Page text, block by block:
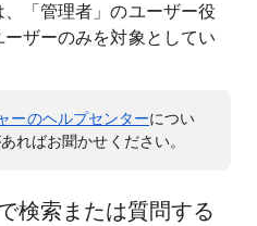
「管理者」のユーザー役
ザーのみを対象としてい
ーのヘルプセンターについ
ればお聞かせください。
検索または質問する